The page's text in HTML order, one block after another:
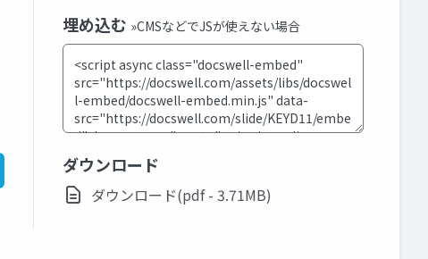
埋め込む »CMSなどでJSが使えない場合
ダウンロード
ダウンロード(pdf - 3.71MB)